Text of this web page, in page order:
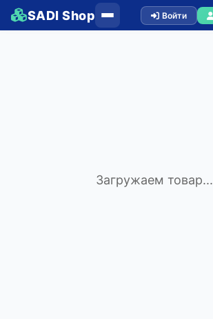
SADI Shop Войти
Загружаем товар...